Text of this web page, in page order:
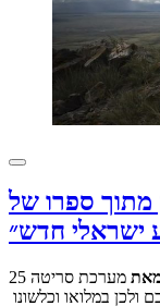
מתוך ספרו של
ישראלי חדש״
מערכת סריטה